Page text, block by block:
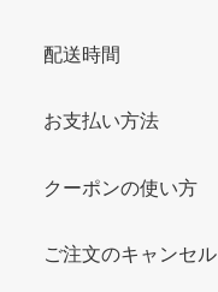
配送時間
お支払い方法
クーポンの使い方
ご注文のキャンセル